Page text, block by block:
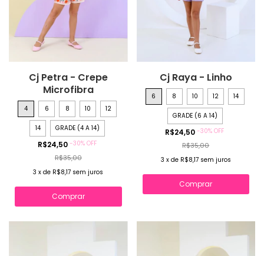
Cj Petra - Crepe
Microfibra
4 6 8 10 12
14 GRADE (4 A 14)
R$24,50 -30% OFF
R$35,00
3 xde R$8,17 sem juros
Comprar
Cj Raya - Linho
6 8 10 12 14
GRADE (6 A 14)
R$24,50-30%OFF
R$35,00
3 x de R$8,17 sem juros
Comprar